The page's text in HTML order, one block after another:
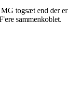
togsæt end der
sammenkoblet.